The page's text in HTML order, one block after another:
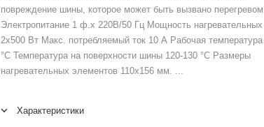
повреждение шины, которое может быть вызвано перегревом
Электропитание 1 ф.х 220В/50 Гц Мощность нагревательных
2х500 Вт Макс. потребляемый ток 10 А Рабочая температура
°C Температура на поверхности шины 120-130 °C Размеры
нагревательных элементов 110x156 мм. ...
Характеристики